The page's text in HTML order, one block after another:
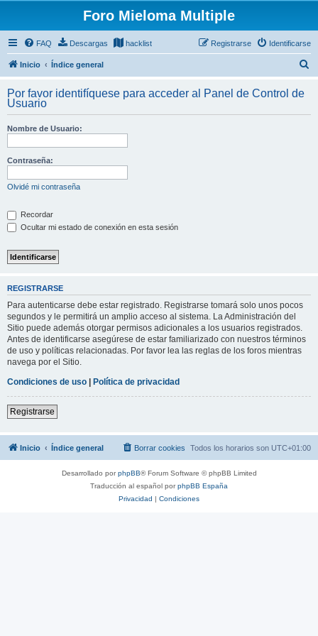
Foro Mieloma Multiple
FAQ Descargas hacklist Identificarse
Registrarse
Inicio Índice general
c
Por favor identifíquese para acceder al Panel de Control de
Usuario
Nombre de Usuario:
Contraseña:
Olvidé mi contraseña
Recordar
Ocultar mi estado de conexión en esta sesión
REGISTRARSE
Para autenticarse debe estar registrado. Registrarse tomará solo unos pocos
segundos y le permitirá un amplio acceso al sistema. La Administración del
Sitio puede además otorgar permisos adicionales a los usuarios registrados.
Antes de identificarse asegúrese de estar familiarizado con nuestros términos
de uso y políticas relacionadas. Por favor lea las reglas de los foros mientras
navega por el Sitio.
Condiciones de uso | Política de privacidad
Registrarse
Inicio Índice general Todos los horarios son UTC+01:00
Borrar cookies
Desarrollado porphpBB® Forum Software © phpBB Limited
Traducción al español porphpBB España
Privacidad | Condiciones